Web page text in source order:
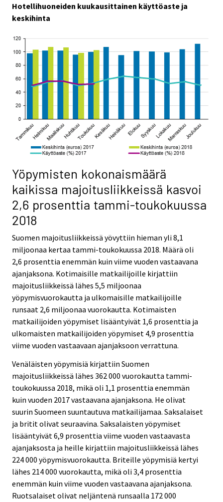
Hotellihuoneiden kuukausittainen käyttöaste ja
keskihinta
Yöpymisten kokonaismäärä
kaikissa majoitusliikkeissä kasvoi
2,6 prosenttia tammi-toukokuussa
2018
Suomen majoitusliikkeissä yövyttiin hieman yli 8,1
miljoonaa kertaa tammi-toukokuussa 2018. Määrä oli
2,6 prosenttia enemmän kuin viime vuoden vastaavana
ajanjaksona. Kotimaisille matkailijoille kirjattiin
majoitusliikkeissä lähes 5,5 miljoonaa
yöpymisvuorokautta ja ulkomaisille matkailijoille
runsaat 2,6 miljoonaa vuorokautta. Kotimaisten
matkailijoiden yöpymiset lisääntyivät 1,6 prosenttia ja
ulkomaisten matkailijoiden yöpymiset 4,9 prosenttia
viime vuoden vastaavaan ajanjaksoon verrattuna.
Venäläisten yöpymisiä kirjattiin Suomen
majoitusliikkeissä lähes 362 000 vuorokautta tammi-
toukokuussa 2018, mikä oli 1,1 prosenttia enemmän
kuin vuoden 2017 vastaavana ajanjaksona. He olivat
suurin Suomeen suuntautuva matkailijamaa. Saksalaiset
ja britit olivat seuraavina. Saksalaisten yöpymiset
lisääntyivät 6,9 prosenttia viime vuoden vastaavasta
ajanjaksosta ja heille kirjattiin majoitusliikkeissä lähes
224 000 yöpymisvuorokautta. Briteille yöpymisiä kertyi
lähes 214 000 vuorokautta, mikä oli 3,4 prosenttia
enemmän kuin viime vuoden vastaavana ajanjaksona.
Ruotsalaiset olivat neljäntenä runsaalla 172 000